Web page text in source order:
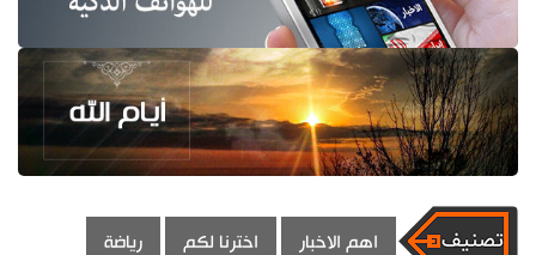
اهم الاخبار اخترنا لكم رياضة